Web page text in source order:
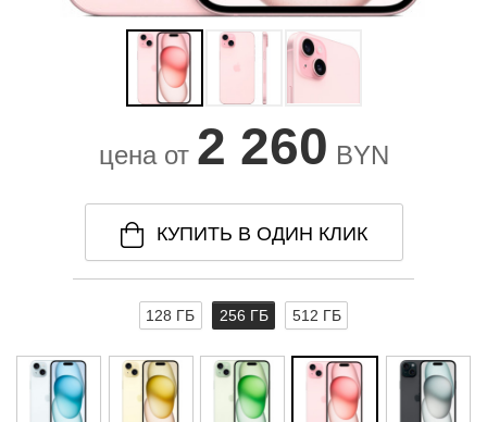
цена от 2 260 BYN
КУПИТЬ В ОДИН КЛИК
128 ГБ 256 ГБ 512 ГБ